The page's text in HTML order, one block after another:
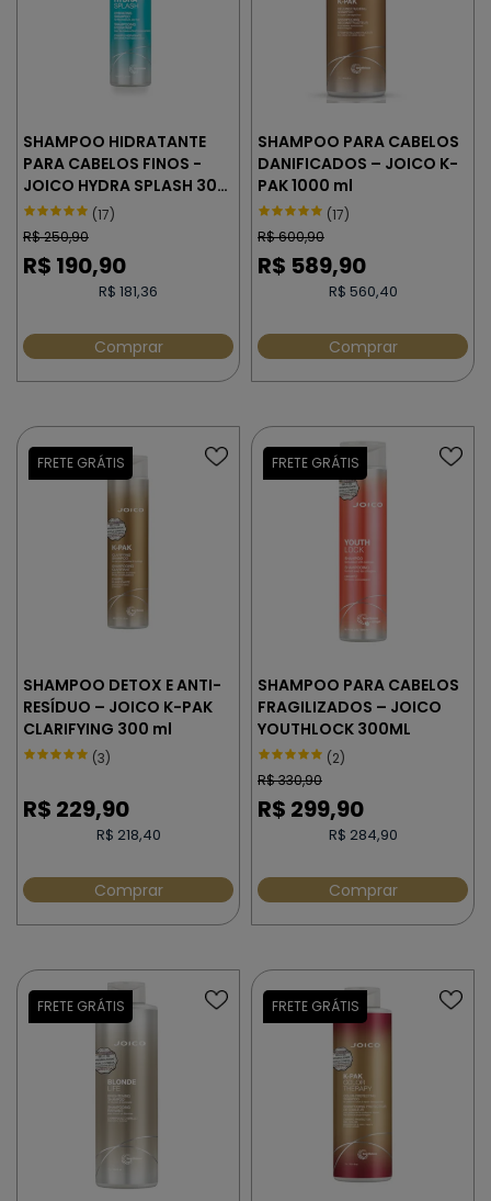
SHAMPOO HIDRATANTE
PARA CABELOS FINOS -
JOICO HYDRA SPLASH 300
ml
(17)
R$250,90
R$ 190,90
R$ 181,36
Comprar
SHAMPOO PARA CABELOS
DANIFICADOS – JOICO K-
PAK 1000 ml
(17)
R$600,90
R$ 589,90
R$ 560,40
Comprar
SHAMPOO DETOX E ANTI-
RESÍDUO – JOICO K-PAK
CLARIFYING 300 ml
(3)
R$ 229,90
R$ 218,40
Comprar
SHAMPOO PARA CABELOS
FRAGILIZADOS – JOICO
YOUTHLOCK 300ML
(2)
R$330,90
R$ 299,90
R$ 284,90
Comprar